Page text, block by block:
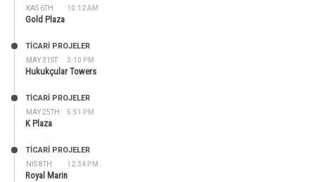
KAS 6TH 10:12 AM
Gold Plaza
MAY 31ST 3:10 PM
TİCARİ PROJELER
Hukukçular Towers
MAY 25TH 5:51 PM
TİCARİ PROJELER
K Plaza
NIS 8TH 12:34 PM
TİCARİ PROJELER
Royal Marin